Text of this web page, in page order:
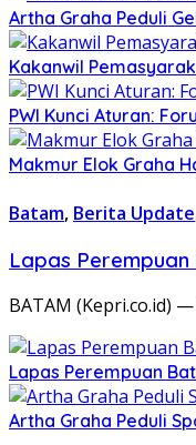
Artha Graha Peduli
Kakanwil
PWI Kunci Aturan:
Makmur Elok Graha
Batam, Berita Update
Lapas
BATAM (Kepri.co.id)
Lapas Perempuan
Artha Graha Peduli